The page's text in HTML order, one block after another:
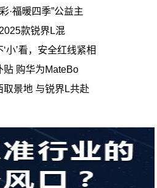
·福暖四季”公益主
款锐界L混
小’看，安全红线紧相
贴 购华为MateBo
取景地 与锐界L共赴